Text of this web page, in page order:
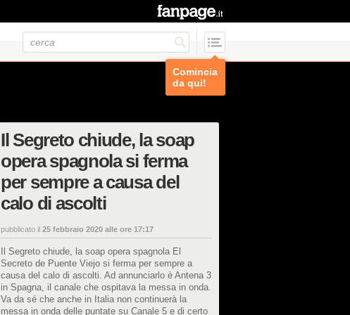
Comincia
da qui!
Il Segreto chiude, la soap
opera spagnola si ferma
per sempre a causa del
calo di ascolti
pubblicato il 25 febbraio 2020 alle ore 17:17
Il Segreto chiude, la soap opera spagnola El
Secreto de Puente Viejo si ferma per sempre a
causa del calo di ascolti. Ad annunciarlo è Antena 3
in Spagna, il canale che ospitava la messa in onda.
Va da sé che anche in Italia non continuerà la
messa in onda delle puntate su Canale 5 e di certo